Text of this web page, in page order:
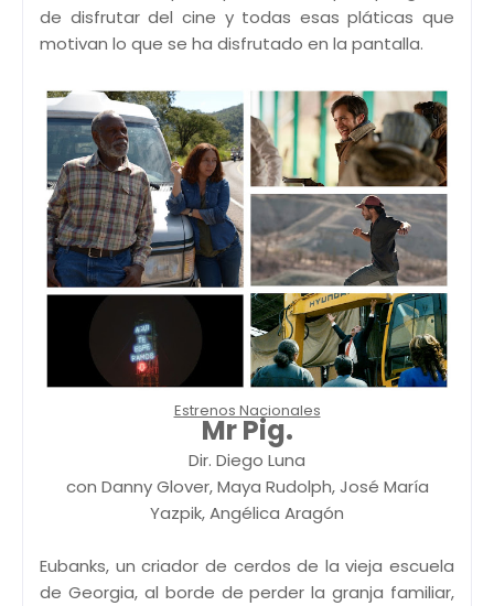
de disfrutar del cine y todas esas pláticas que
motivan lo que se ha disfrutado en la pantalla.
Estrenos Nacionales
Mr Pig.
Dir. Diego Luna
con Danny Glover, Maya Rudolph, José María
Yazpik, Angélica Aragón
Eubanks, un criador de cerdos de la vieja escuela
de Georgia, al borde de perder la granja familiar,